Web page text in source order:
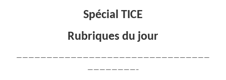
Spécial TICE
Rubriques du jour
————————————————————————————————
————————–